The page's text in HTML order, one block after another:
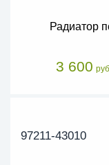
Радиатор
3 600 руб
97211-43010